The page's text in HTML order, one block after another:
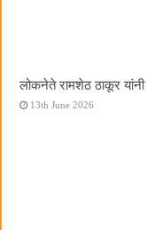
लोकनेते रामशेठ ठाकूर
13th June 2026